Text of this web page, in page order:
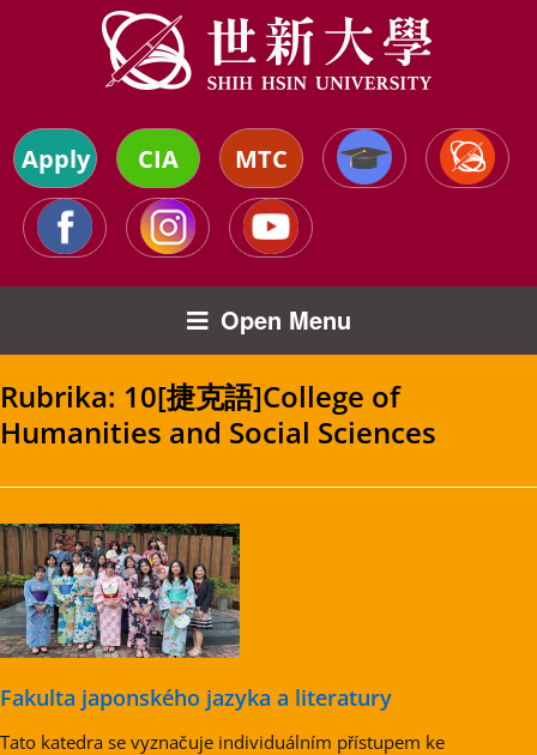
Apply CIA MTC
Open Menu
Rubrika: 10[捷克語]College of
Humanities and Social Sciences
Fakulta japonského jazyka a literatury
Tato katedra se vyznačuje individuálním přístupem ke